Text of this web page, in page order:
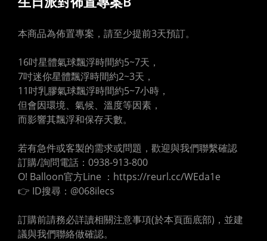
本商品為佈置專案，請至少提前3天預訂。
16吋星體氣球飄浮時間約5~7天，
7吋迷你星體飄浮時間約2~3天，
11吋乳膠氣球飄浮時間約5~7小時，
但會因環境、氣候、溫度等因素，
而影響其飄浮和保存天數。
若有急件或客製的需求或問題，歡迎與我們聯繫確認
訂購/詢問電話：0938-913-800
O! Balloon官方Line ：https://reurl.cc/WEda1e
👉 ID搜尋：@068ilecs
訂購前請務必詳讀相關注意事項(於本頁面底部)，並建
議與我們聯絡做確認。